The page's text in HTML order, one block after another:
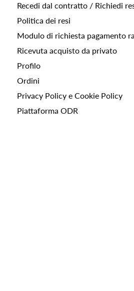
Recedi dal contratto / Richiedi
Politica dei resi
Modulo di richiesta pagamento
Ricevuta acquisto da privato
Profilo
Ordini
Privacy Policy e Cookie Policy
Piattaforma ODR